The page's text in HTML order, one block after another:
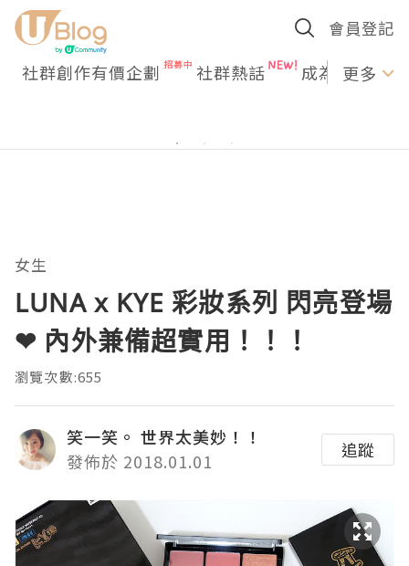
會員登記
社群創作有價企劃 社群熱話 成為U更多
女生
LUNA x KYE 彩妝系列 閃亮登場
❤ 內外兼備超實用！！！
瀏覽次數:655
笑一笑。 世界太美妙！！
發佈於 2018.01.01
追蹤